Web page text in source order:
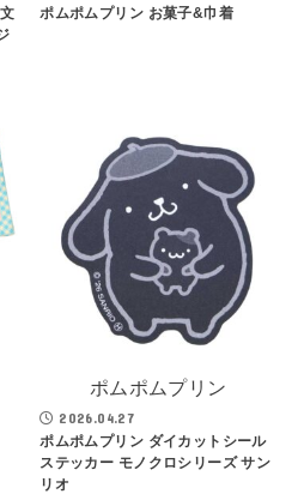
ポムポムプリン お菓子&巾着
ポムポムプリン
2026.04.27
ポムポムプリン ダイカットシール
ステッカー モノクロシリーズ サン
リオ